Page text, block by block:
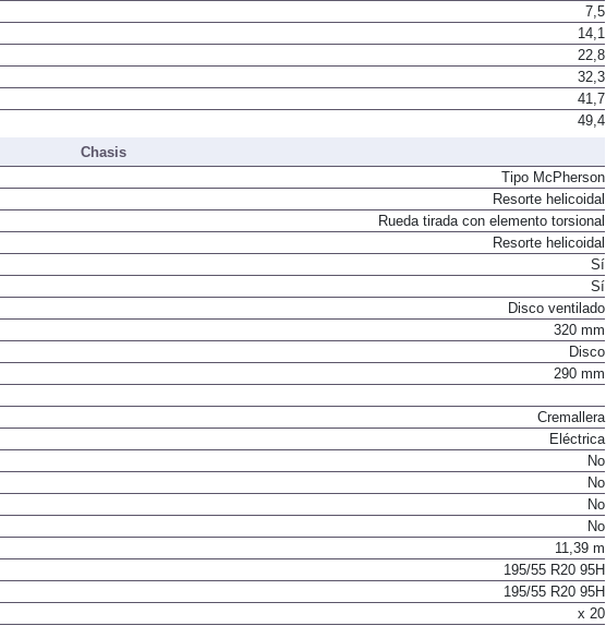
7,5
14,1
22,8
32,3
41,7
49,4
Chasis
Tipo McPherson
Resorte helicoidal
Rueda tirada con elemento torsional
Resorte helicoidal
Sí
Sí
Disco ventilado
320 mm
Disco
290 mm
Cremallera
Eléctrica
No
No
No
No
11,39 m
195/55 R20 95H
195/55 R20 95H
x 20